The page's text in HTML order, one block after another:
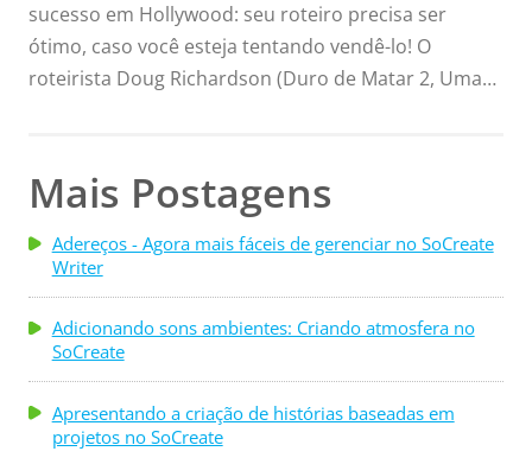
conhecido pela franquia The Walking Dead, Alpert
também obteve sucesso produzindo Dirk Gently's
Holistic ...
sucesso em Hollywood: seu roteiro precisa ser
ótimo, caso você esteja tentando vendê-lo! O
roteirista Doug Richardson (Duro de Matar 2, Uma
papo com a SoCreate na Conferência de Escritores
da Costa Central. Assista ao vídeo ou leia a
transcrição abaixo para conhecer a opinião do
roteirista sobre a pergunta que ele mais recebe —
"agora que meu roteiro está pronto, como faço para
vendê-lo?" '"Como fazer para vender seu roteiro?
Essa é uma ...
Mais Postagens
Adereços - Agora mais fáceis de gerenciar no SoCreate
Writer
Adicionando sons ambientes: Criando atmosfera no
SoCreate
Apresentando a criação de histórias baseadas em
projetos no SoCreate